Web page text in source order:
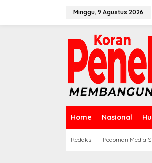
Minggu, 9 Agustus 2026
Home Nasional
Redaksi Pedoman Media